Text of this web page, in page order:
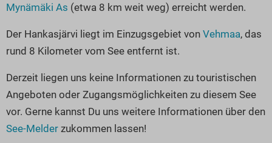
Auszeit & Wellness
Häuser auf dem Wasser
Hundefreundliche Unterkünfte
Glamping
Top Seen nach Regionen
Deutschlands Lieblingsseen
Seen in Europa
Österreich
Schweiz
Frankreich
Mynämäki As (etwa 8 km weit weg) erreicht werden.
Der Hankasjärvi liegt im Einzugsgebiet von Vehmaa, das
rund 8 Kilometer vom See entfernt ist.
Derzeit liegen uns keine Informationen zu touristischen
Angeboten oder Zugangsmöglichkeiten zu diesem See
vor. Gerne kannst Du uns weitere Informationen über den
See-Melder zukommen lassen!